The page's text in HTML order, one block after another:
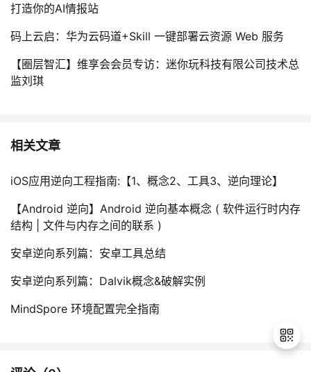
打造你的AI情报站
码上云启：华为云码道+Skill 一键部署云资源 Web 服务
【圈层智汇】维享会会员专访：迷你玩科技有限公司技术总
监刘琪
相关文章
iOS应用逆向工程指南:【1、概念2、工具3、逆向理论】
【Android 逆向】Android 逆向基本概念 ( 软件运行时内存
结构 | 文件与内存之间的联系 )
安卓逆向系列篇：安卓工具总结
安卓逆向系列篇：Dalvik概念&破解实例
MindSpore 环境配置完全指南